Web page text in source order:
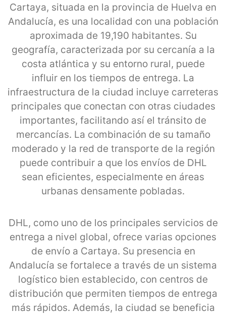
Cartaya, situada en la provincia de Huelva en
Andalucía, es una localidad con una población
aproximada de 19,190 habitantes. Su
geografía, caracterizada por su cercanía a la
costa atlántica y su entorno rural, puede
influir en los tiempos de entrega. La
infraestructura de la ciudad incluye carreteras
principales que conectan con otras ciudades
importantes, facilitando así el tránsito de
mercancías. La combinación de su tamaño
moderado y la red de transporte de la región
puede contribuir a que los envíos de DHL
sean eficientes, especialmente en áreas
urbanas densamente pobladas.
DHL, como uno de los principales servicios de
entrega a nivel global, ofrece varias opciones
de envío a Cartaya. Su presencia en
Andalucía se fortalece a través de un sistema
logístico bien establecido, con centros de
distribución que permiten tiempos de entrega
más rápidos. Además, la ciudad se beneficia